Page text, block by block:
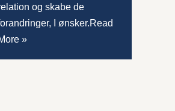
og skabe de
I ønsker.Read
»